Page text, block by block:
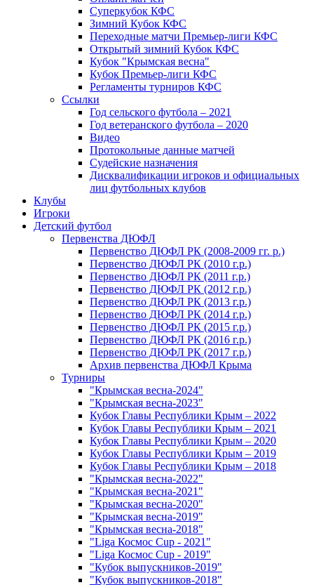
Суперкубок КФС
Зимний Кубок КФС
Переходные матчи Премьер-лиги КФС
Открытый зимний Кубок КФС
Кубок "Крымская весна"
Кубок Премьер-лиги КФС
Регламенты турниров КФС
Ссылки
Год сельского футбола – 2021
Год ветеранского футбола – 2020
Видео
Протокольные данные матчей
Судейские назначения
Дисквалификации игроков и официальных
лиц футбольных клубов
Клубы
Игроки
Детский футбол
Первенства ДЮФЛ
Первенство ДЮФЛ РК (2008-2009 гг. р.)
Первенство ДЮФЛ РК (2010 г.р.)
Первенство ДЮФЛ РК (2011 г.р.)
Первенство ДЮФЛ РК (2012 г.р.)
Первенство ДЮФЛ РК (2013 г.р.)
Первенство ДЮФЛ РК (2014 г.р.)
Первенство ДЮФЛ РК (2015 г.р.)
Первенство ДЮФЛ РК (2016 г.р.)
Первенство ДЮФЛ РК (2017 г.р.)
Архив первенства ДЮФЛ Крыма
Турниры
"Крымская весна-2024"
"Крымская весна-2023"
Кубок Главы Республики Крым – 2022
Кубок Главы Республики Крым – 2021
Кубок Главы Республики Крым – 2020
Кубок Главы Республики Крым – 2019
Кубок Главы Республики Крым – 2018
"Крымская весна-2022"
"Крымская весна-2021"
"Крымская весна-2020"
"Крымская весна-2019"
"Крымская весна-2018"
"Liga Космос Cup - 2021"
"Liga Космос Cup - 2019"
"Кубок выпускников-2019"
"Кубок выпускников-2018"